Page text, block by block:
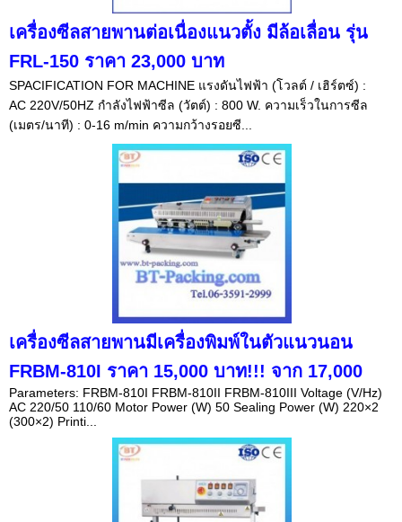
เครื่องซีลสายพานต่อเนื่องแนวตั้ง มีล้อเลื่อน รุ่น
FRL-150 ราคา 23,000 บาท
SPACIFICATION FOR MACHINE แรงดันไฟฟ้า (โวลต์ / เฮิร์ตซ์) :
AC 220V/50HZ กำลังไฟฟ้าซีล (วัตต์) : 800 W. ความเร็วในการซีล
(เมตร/นาที) : 0-16 m/min ความกว้างรอยซี...
เครื่องซีลสายพานมีเครื่องพิมพ์ในตัวแนวนอน
FRBM-810I ราคา 15,000 บาท!!! จาก 17,000
Parameters: FRBM-810I FRBM-810II FRBM-810III Voltage (V/Hz)
AC 220/50 110/60 Motor Power (W) 50 Sealing Power (W) 220×2
(300×2) Printi...